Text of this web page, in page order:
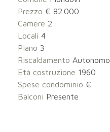
Prezzo € 82.000
Camere 2
Locali 4
Piano 3
Riscaldamento Autonomo
Età costruzione 1960
Spese condominio €
Balconi Presente